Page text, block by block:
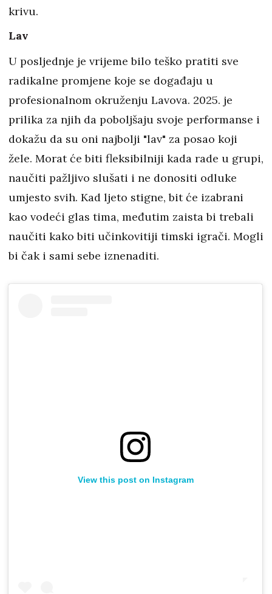
krivu.
Lav
U posljednje je vrijeme bilo teško pratiti sve
radikalne promjene koje se događaju u
profesionalnom okruženju Lavova. 2025. je
prilika za njih da poboljšaju svoje performanse i
dokažu da su oni najbolji "lav" za posao koji
žele. Morat će biti fleksibilniji kada rade u grupi,
naučiti pažljivo slušati i ne donositi odluke
umjesto svih. Kad ljeto stigne, bit će izabrani
kao vodeći glas tima, međutim zaista bi trebali
naučiti kako biti učinkovitiji timski igrači. Mogli
bi čak i sami sebe iznenaditi.
View this post on Instagram